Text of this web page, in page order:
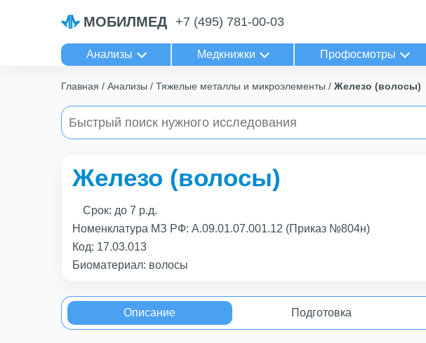
МОБИЛМЕД +7 (495) 781-00-03
Анализы Медкнижки Профосмотры
Главная Анализы Тяжелые металлы и микроэлементы Железо (волосы)
Железо (волосы)
Срок: до 7 р.д.
Номенклатура МЗ РФ: А.09.01.07.001.12 (Приказ №804н)
Код: 17.03.013
Биоматериал: волосы
Описание Подготовка